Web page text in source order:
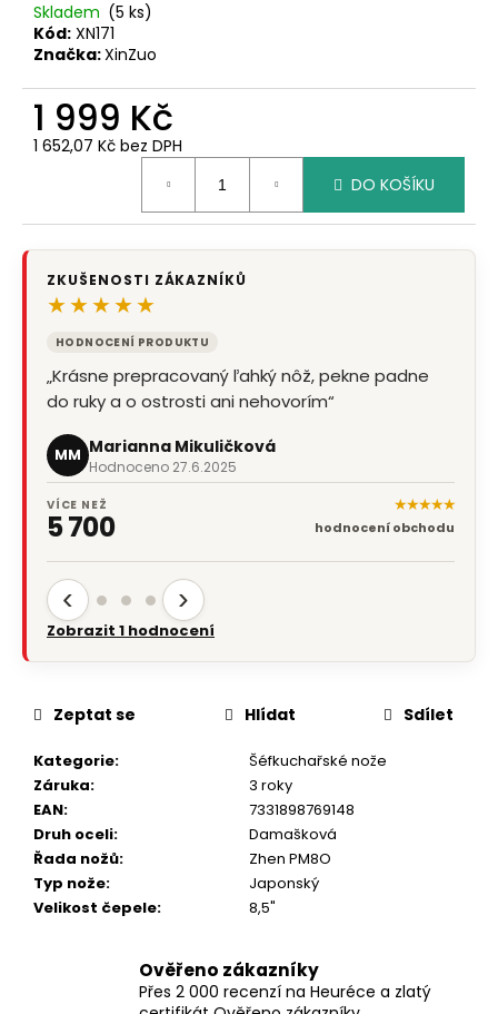
Skladem (5 ks)
Kód: XN171
Značka:XinZuo
1 999 Kč
1 652,07 Kč bez DPH
DO KOŠÍKU
ZKUŠENOSTI ZÁKAZNÍKŮ
★★★★★
HODNOCENÍ OBCHODU
„objednávka č.42610461 - magnetická lišta na
nože- jeden den objednána a druhy den
KS Karel Sima
VÍCE NEŽ
5 700
★★★★★
‹ ›
Kategorie
Šéfkuchařské nože
Záruka
3 roky
EAN:
7331898769148
Druh oceli:
Damašková
Řada nožů
Zhen PM8O
Typ nože:
Japonský
Ověřeno zákazníky